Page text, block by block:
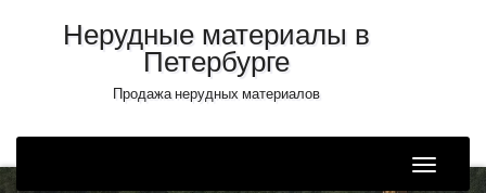
Нерудные материалы в
Петербурге
Продажа нерудных материалов
Toggle